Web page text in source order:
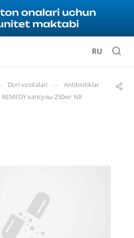
RU
Dori vositalari — Antibiotiklar
капсулы 250мг N8